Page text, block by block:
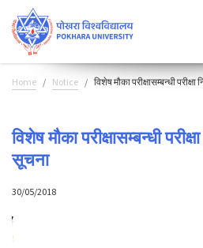
Home Notice विशेष मौका परीक्षासम्बन्धी
विशेष मौका परीक्षासम्बन्धी
सूचना
30/05/2018